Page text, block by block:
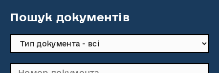
Пошук документів